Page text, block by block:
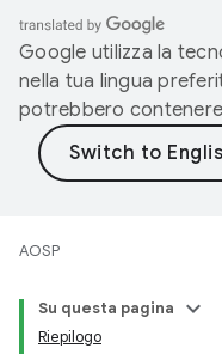
Google utilizza la
nella tua lingua
potrebbero
AOSP
Su questa pagina
Riepilogo